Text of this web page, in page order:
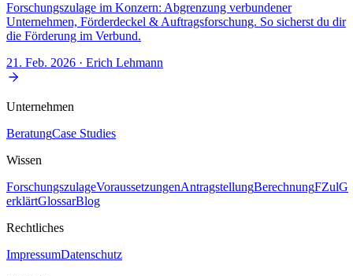
Forschungszulage im Konzern: Abgrenzung verbundener
Unternehmen, Förderdeckel & Auftragsforschung. So sicherst du dir
die Förderung im Verbund.
21. Feb. 2026 · Erich Lehmann
Unternehmen
BeratungCase Studies
Wissen
ForschungszulageVoraussetzungenAntragstellungBerechnungFZulG
erklärtGlossarBlog
Rechtliches
ImpressumDatenschutz